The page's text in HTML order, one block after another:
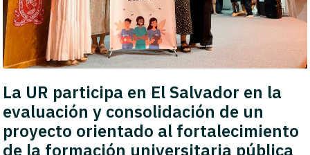
La UR participa en El Salvador en la
evaluación y consolidación de un
proyecto orientado al fortalecimiento
de la formación universitaria pública